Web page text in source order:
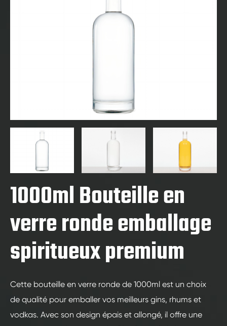
1000ml Bouteille en
verre ronde emballage
spiritueux premium
Cette bouteille en verre ronde de 1000ml est un choix
de qualité pour emballer vos meilleurs gins, rhums et
vodkas. Avec son design épais et allongé, il offre une